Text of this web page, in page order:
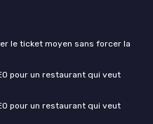
le ticket moyen sans forcer la
pour un restaurant qui veut
pour un restaurant qui veut